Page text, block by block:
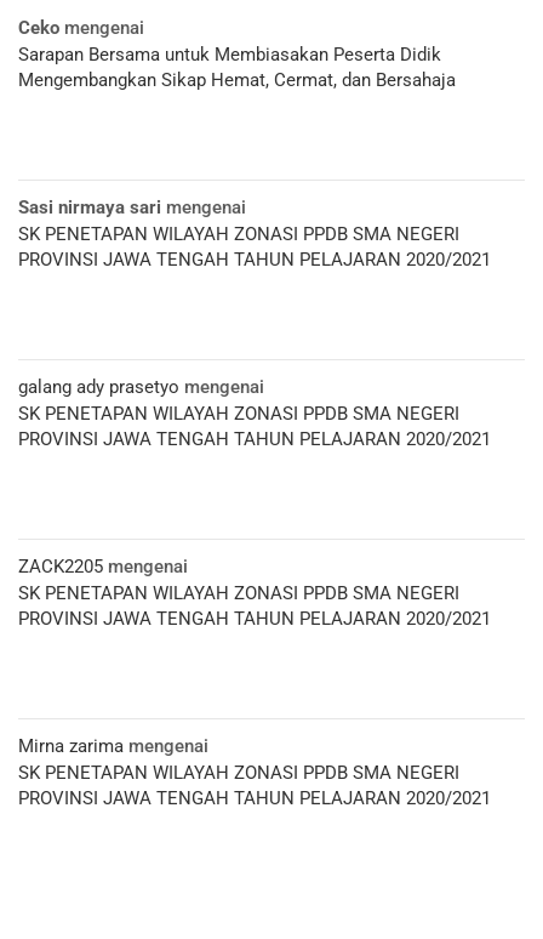
Ceko mengenai
Sarapan Bersama untuk Membiasakan Peserta Didik
Mengembangkan Sikap Hemat, Cermat, dan Bersahaja
Sasi nirmaya sari mengenai
SK PENETAPAN WILAYAH ZONASI PPDB SMA NEGERI
PROVINSI JAWA TENGAH TAHUN PELAJARAN 2020/2021
galang ady prasetyo mengenai
SK PENETAPAN WILAYAH ZONASI PPDB SMA NEGERI
PROVINSI JAWA TENGAH TAHUN PELAJARAN 2020/2021
ZACK2205 mengenai
SK PENETAPAN WILAYAH ZONASI PPDB SMA NEGERI
PROVINSI JAWA TENGAH TAHUN PELAJARAN 2020/2021
Mirna zarima mengenai
SK PENETAPAN WILAYAH ZONASI PPDB SMA NEGERI
PROVINSI JAWA TENGAH TAHUN PELAJARAN 2020/2021